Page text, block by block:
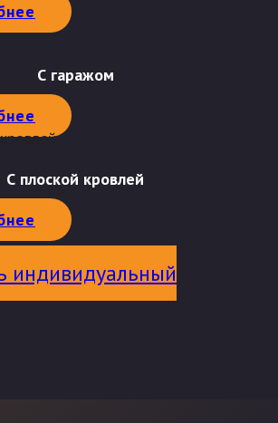
С гаражом
С плоской кровлей
индивидуальный